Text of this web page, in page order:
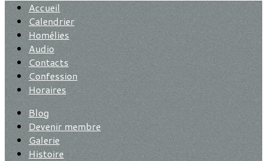
Accueil
Calendrier
Homélies
Audio
Contacts
Confession
Horaires
Blog
Devenir membre
Galerie
Histoire